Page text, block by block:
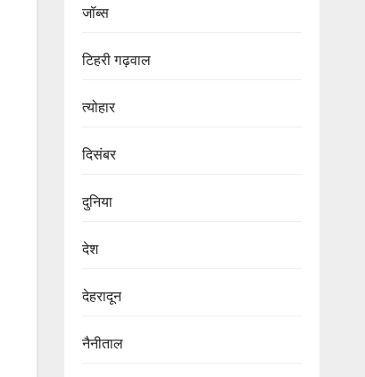
जॉब्स
टिहरी गढ़वाल
त्योहार
दिसंबर
दुनिया
देश
देहरादून
नैनीताल